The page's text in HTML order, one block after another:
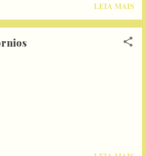
LEIA MAIS